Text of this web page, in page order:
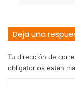
Deja una
Tu dirección de
obligatorios están